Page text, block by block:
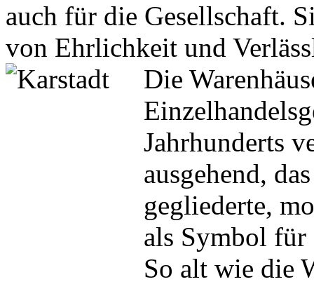
auch für die Gesellschaft.
von Ehrlichkeit und
Die
Jahrhunderts
ausgehend,
gegliederte,
als Symbol für
So alt wie die